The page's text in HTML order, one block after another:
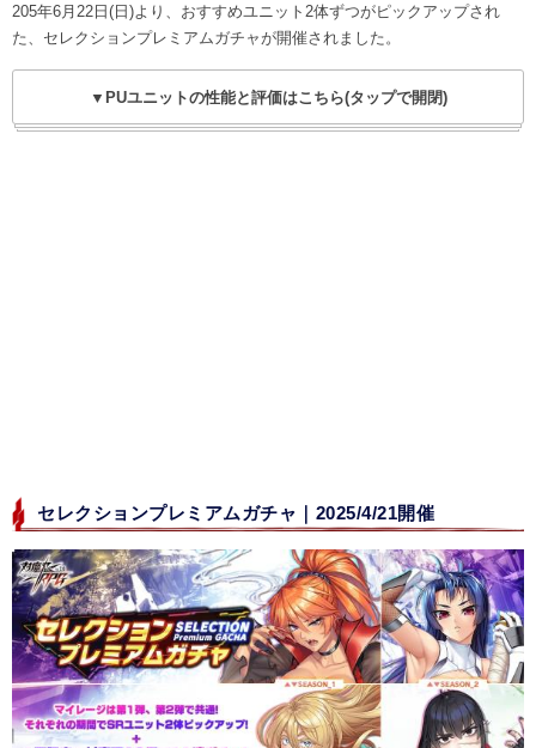
205年6月22日(日)より、おすすめユニット2体ずつがピックアップされ
た、セレクションプレミアムガチャが開催されました。
▼PUユニットの性能と評価はこちら(タップで開閉)
セレクションプレミアムガチャ｜2025/4/21開催